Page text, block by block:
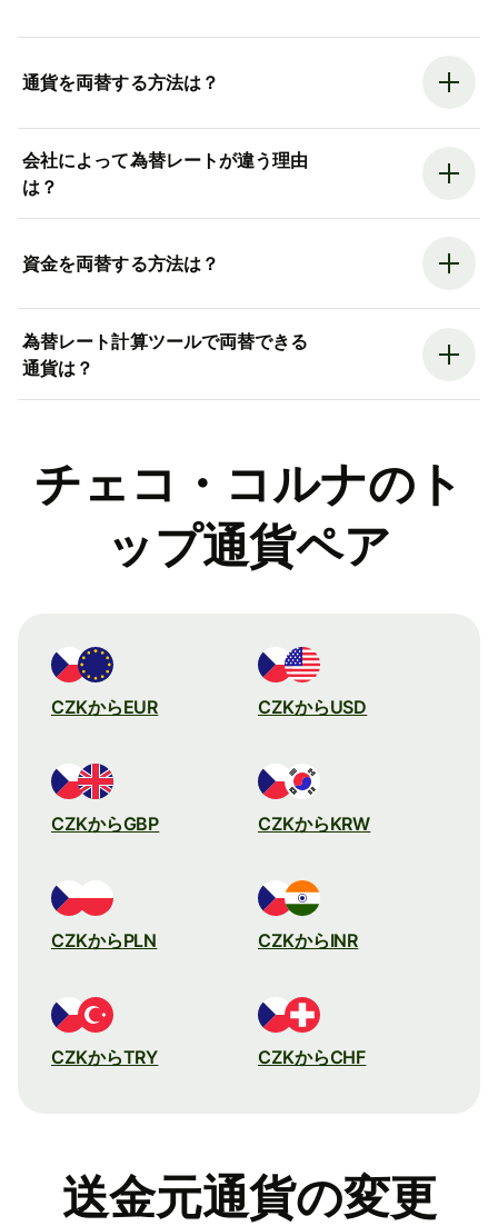
通貨を両替する方法は？
会社によって為替レートが違う理由
は？
資金を両替する方法は？
為替レート計算ツールで両替できる
通貨は？
チェコ・コルナのト
ップ通貨ペア
CZKからEUR CZKからUSD
CZKからGBP CZKからKRW
CZKからPLN CZKからINR
CZKからTRY CZKからCHF
送金元通貨の変更